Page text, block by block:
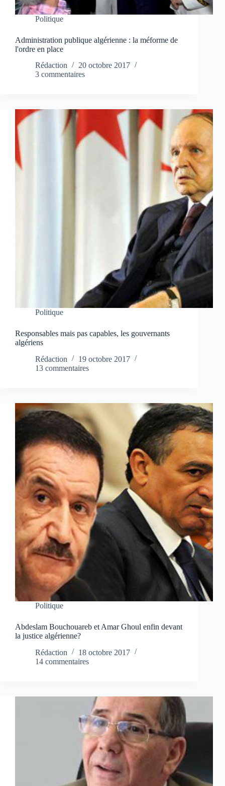
Politique
Administration publique algérienne : la méforme de
l'ordre en place
Rédaction
20 octobre 2017
3 commentaires
Politique
Responsables mais pas capables, les gouvernants
algériens
Rédaction
19 octobre 2017
13 commentaires
Politique
Abdeslam Bouchouareb et Amar Ghoul enfin devant
la justice algérienne?
Rédaction
18 octobre 2017
14 commentaires